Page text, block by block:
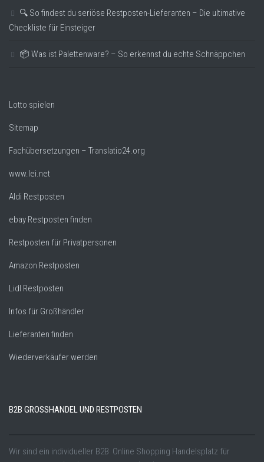
🔍 So findest du seriöse Restposten-Lieferanten – Die ultimative
Checkliste für Einsteiger
📦 Was ist Palettenware? – So erkennst du echte Schnäppchen
Lotto spielen
Sitemap
Fachübersetzungen – Translatio24.org
www.lei.net
Aldi Restposten
ebay Restposten finden
Restposten für Privatpersonen
Amazon Restposten
Lidl Restposten
Infos für Großhändler
Lieferanten finden
Wiederverkäufer werden
B2B GROSSHANDEL UND RESTPOSTEN
Wir sind ein individueller B2B Online Shopping Handelsplatz für